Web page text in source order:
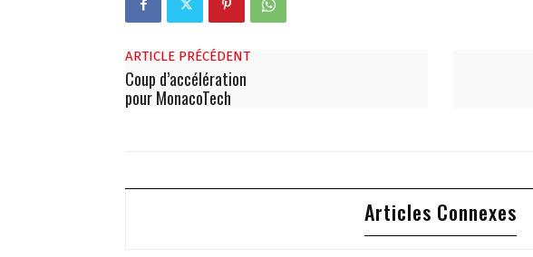
ARTICLE PRÉCÉDENT
Coup d’accélération
pour MonacoTech
Articles Connexes